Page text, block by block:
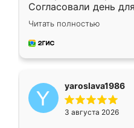
Согласовали день
недели кухня была
довольны работой.
мебель за
Читать полностью
yaroslava1986
3 августа 2026